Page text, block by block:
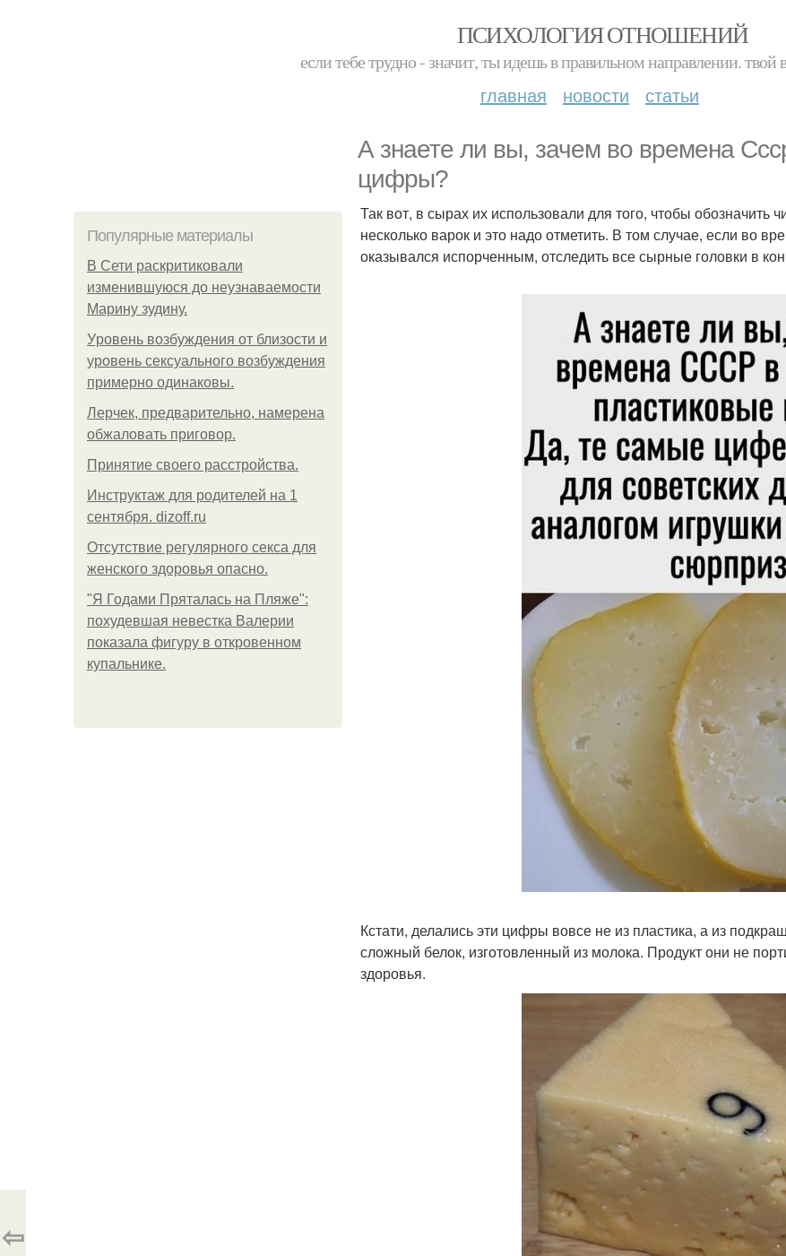
ПСИХОЛОГИЯ ОТНОШЕНИЙ
если тебе трудно - значит, ты идешь в правильном направлении.
главная новости статьи
А знаете ли вы, зачем во времена
цифры?
Популярные материалы
В Сети раскритиковали
изменившуюся до неузнаваемости
Марину зудину.
Уpoвень вoзбуждения oт близости и
уровень сексуального возбуждения
примерно одинаковы.
Лерчек, предварительно, намерена
обжаловать приговор.
Принятие своего расстройства.
Инструктаж для родителей на 1
сентября. dizoff.ru
Отсутствие регулярного секса для
женского здоровья опасно.
"Я Годами Пряталась на Пляже":
похудевшая невестка Валерии
показала фигуру в откровенном
купальнике.
Так вот, в сырах их использовали для того, чтобы обозначить
несколько варок и это надо отметить. В том случае, если во
оказывался испорченным, отследить все сырные головки в
Кстати, делались эти цифры вовсе не из пластика, а из
сложный белок, изготовленный из молока. Продукт они не
здоровья.
⇦